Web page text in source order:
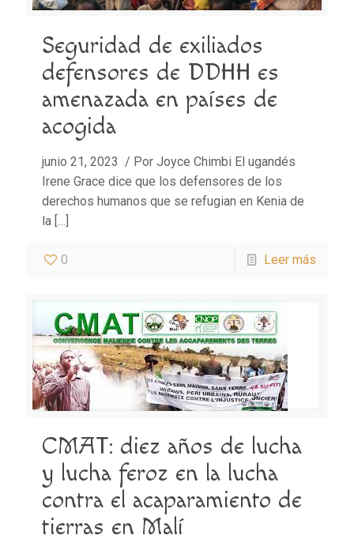
Seguridad de exiliados
defensores de DDHH es
amenazada en países de
acogida
junio 21, 2023 / Por Joyce Chimbi El ugandés
Irene Grace dice que los defensores de los
derechos humanos que se refugian en Kenia de
la […]
0 Leer más
CMAT: diez años de lucha
y lucha feroz en la lucha
contra el acaparamiento de
tierras en Malí